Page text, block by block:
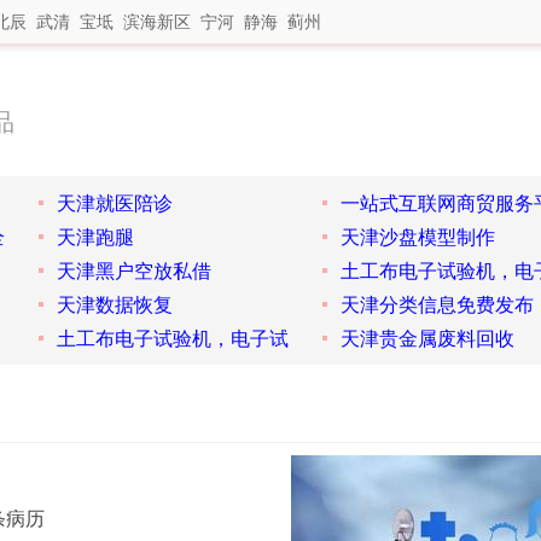
辰 武清 宝坻 滨海新区 宁河 静海 蓟州
天津就医陪诊
一站式互联网商贸服务
天津跑腿
天津沙盘模型制作
天津黑户空放私借
土工布电子试验机，电
天津数据恢复
天津分类信息免费发布
土工布电子试验机，电子试
天津贵金属废料回收
病历